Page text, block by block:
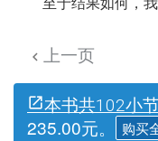
 上一页
本书共102小节
235.00元。
购买